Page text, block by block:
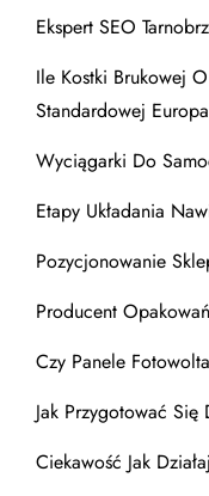
Ekspert SEO
Ile Kostki Brukowej
Standardowej
Wyciągarki Do
Etapy Układania
Pozycjonowanie
Producent
Czy Panele
Jak Przygotować
Ciekawość Jak